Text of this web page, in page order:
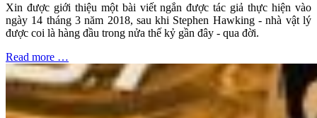
Xin được giới thiệu một bài viết ngắn được tác giả thực hiện vào
ngày 14 tháng 3 năm 2018, sau khi Stephen Hawking - nhà vật lý
được coi là hàng đầu trong nửa thế kỷ gần đây - qua đời.
Read more …